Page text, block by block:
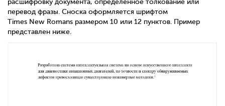
расшифровку документа, определенное толкование или
перевод фразы. Сноска оформляется шрифтом
Times New Romans размером 10 или 12 пунктов. Пример
представлен ниже.